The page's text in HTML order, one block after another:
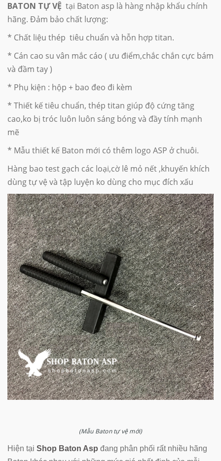
BATON TỰ VỆ tại Baton asp là hàng nhập khẩu chính
hãng. Đảm bảo chất lượng:
* Chất liệu thép tiêu chuẩn và hỗn hợp titan.
* Cán cao su vân mắc cáo ( ưu điểm,chắc chắn cực bám
và đầm tay )
* Phụ kiện : hộp + bao đeo đi kèm
* Thiết kế tiêu chuẩn, thép titan giúp độ cứng tăng
cao,ko bị tróc luôn luôn sáng bóng và đầy tính mạnh
mẽ
* Mẫu thiết kế Baton mới có thêm logo ASP ở chuôi.
Hàng bao test gạch các loại,cờ lê mỏ nết ,khuyến khích
dùng tự vệ và tập luyện ko dùng cho mục đích xấu
(Mẫu Baton tự vệ mới)
Hiện tại Shop Baton Asp đang phân phối rất nhiều hãng